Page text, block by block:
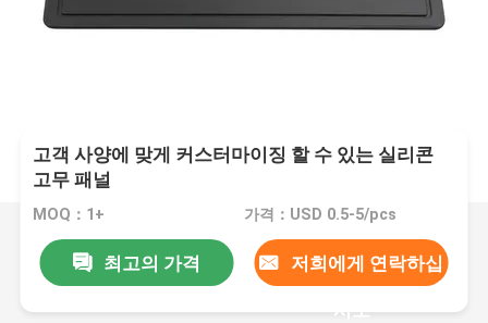
고객 사양에 맞게 커스터마이징 할 수 있는 실리콘
고무 패널
MOQ：1+ 가격：USD 0.5-5/pcs
최고의 가격 저희에게 연락하십
시오